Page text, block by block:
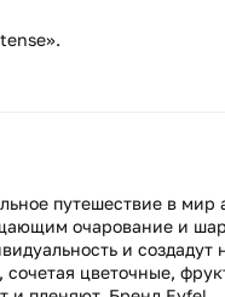
путешествие в
очарование и
и
цветочные,